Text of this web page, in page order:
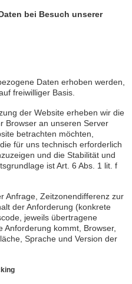
bei Besuch unserer
Daten erhoben werden,
freiwilliger Basis.
der Website erheben wir die
Browser an unseren Server
betrachten möchten,
für uns technisch erforderlich
und die Stabilität und
ist Art. 6 Abs. 1 lit. f
Anfrage, Zeitzonendifferenz zur
der Anforderung (konkrete
jeweils übertragene
Anforderung kommt, Browser,
Sprache und Version der